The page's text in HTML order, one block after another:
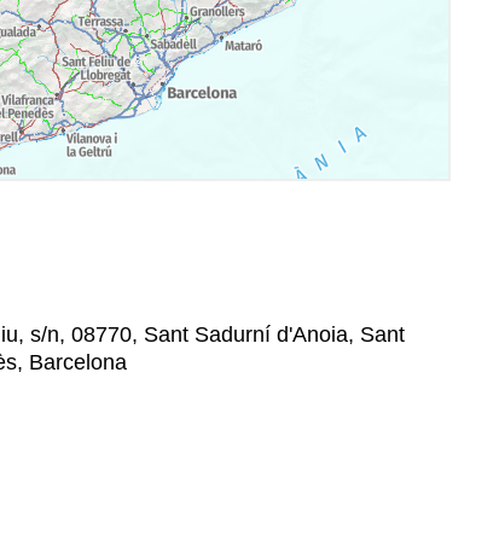
s/n, 08770, Sant Sadurní d'Anoia, Sant
Barcelona